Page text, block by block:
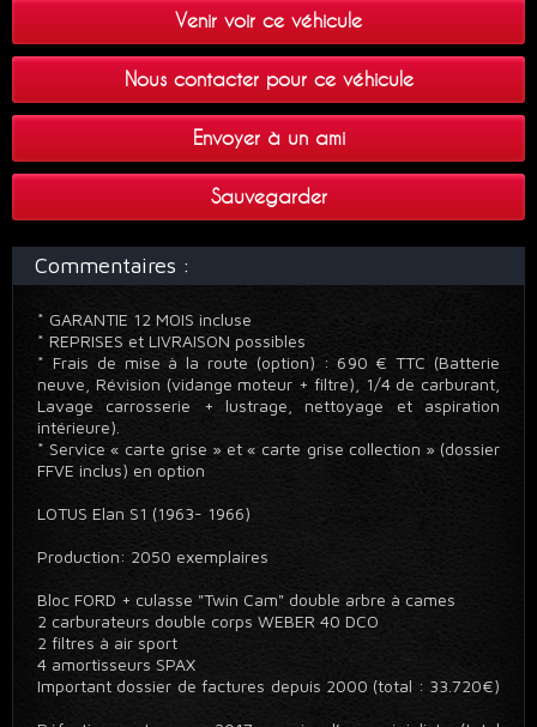
Venir voir ce véhicule
Nous contacter pour ce véhicule
Envoyer à un ami
Sauvegarder
Commentaires :
* GARANTIE 12 MOIS incluse
* REPRISES et LIVRAISON possibles
* Frais de mise à la route (option) : 690 € TTC (Batterie
neuve, Révision (vidange moteur + filtre), 1/4 de carburant,
Lavage carrosserie + lustrage, nettoyage et aspiration
intérieure).
* Service « carte grise » et « carte grise collection » (dossier
FFVE inclus) en option
LOTUS Elan S1 (1963- 1966)
Production: 2050 exemplaires
Bloc FORD + culasse "Twin Cam" double arbre à cames
2 carburateurs double corps WEBER 40 DCO
2 filtres à air sport
4 amortisseurs SPAX
Important dossier de factures depuis 2000 (total : 33.720€)